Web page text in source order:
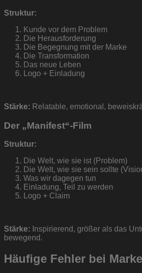
Struktur:
Kunde vor dem Problem
Die Herausforderung
Die Begegnung mit der Marke
Die Transformation
Das neue Leben
Logo + Einladung
Stärke: Relatable, emotional,
Der „Manifest“-Film
Struktur:
Die Welt, wie sie ist (Problem)
Die Welt, wie sie sein sollte
Was wir dagegen tun
Einladung, Teil zu werden
Logo + Claim
Stärke: Inspirierend, größer als das
bewegend.
Häufige Fehler bei